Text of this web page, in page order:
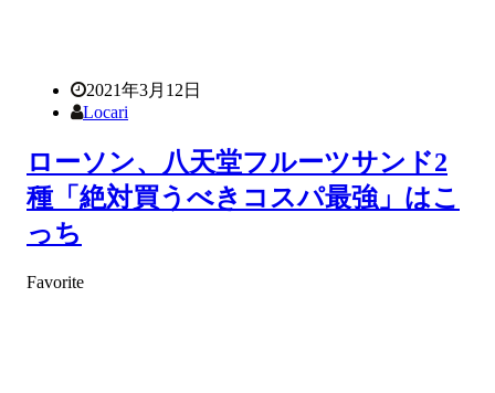
2021年3月12日
Locari
ローソン、八天堂フルーツサンド2
種「絶対買うべきコスパ最強」はこ
っち
Favorite